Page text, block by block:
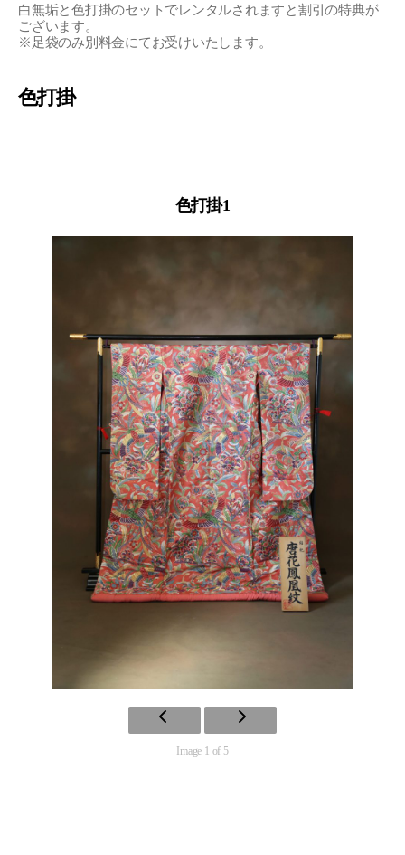
白無垢と色打掛のセットでレンタルされますと割引の特典が
ございます。
※足袋のみ別料金にてお受けいたします。
色打掛
色打掛1
Image 1 of 5